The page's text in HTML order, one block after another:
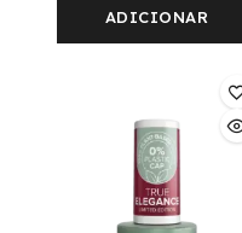
5
ADICIONAR